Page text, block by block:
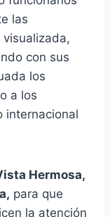
las
con sus
los
a los
internacional
Hermosa,
para que
la atención